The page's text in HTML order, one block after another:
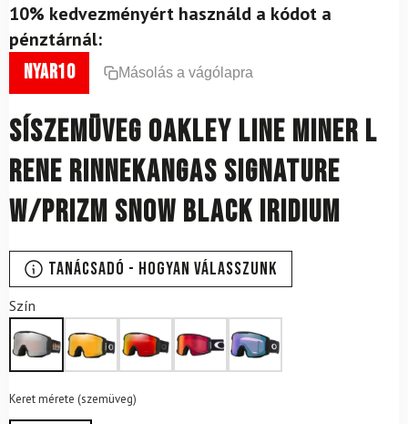
10% kedvezményért használd a kódot a
pénztárnál:
nyar10 Másolás a vágólapra
Síszemüveg OAKLEY Line Miner L
Rene Rinnekangas Signature
w/Prizm Snow Black Iridium
Tanácsadó - Hogyan válasszunk
Szín
Keret mérete (szemüveg)